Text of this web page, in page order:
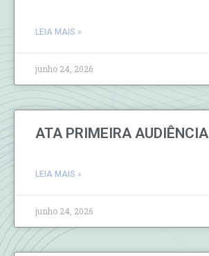
LEIA MAIS »
junho 24, 2026
ATA PRIMEIRA AUDIÊNCIA
LEIA MAIS »
junho 24, 2026